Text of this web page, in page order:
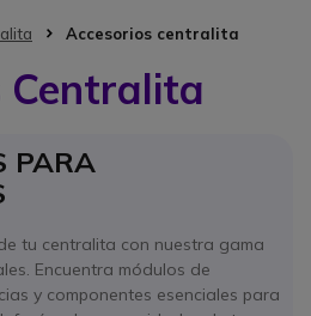
Accesorios centralita
Centralita
PARA
tu centralita con nuestra gama
Encuentra módulos de
y componentes esenciales para